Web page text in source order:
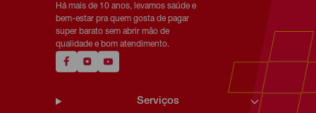
Há mais de 10 anos, levamos saúde e
bem-estar pra quem gosta de pagar
super barato sem abrir mão de
qualidade e bom atendimento.
Serviços